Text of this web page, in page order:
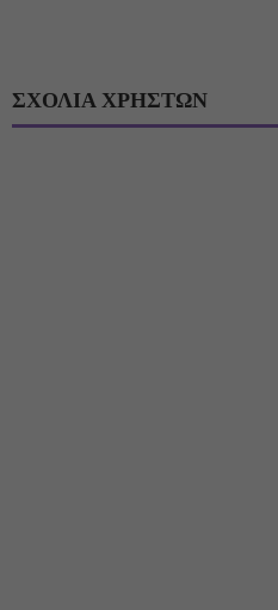
ΣΧΟΛΙΑ ΧΡΗΣΤΩΝ